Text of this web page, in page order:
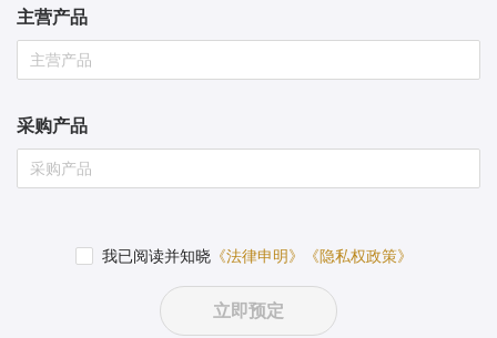
主营产品
采购产品
我已阅读并知晓 《法律申明》 《隐私权政策》
立即预定